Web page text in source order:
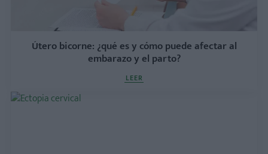
Útero bicorne: ¿qué es y cómo puede afectar al
embarazo y el parto?
LEER